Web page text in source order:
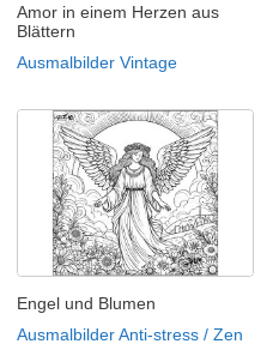
Amor in einem Herzen aus
Blättern
Ausmalbilder Vintage
Engel und Blumen
Ausmalbilder Anti-stress / Zen